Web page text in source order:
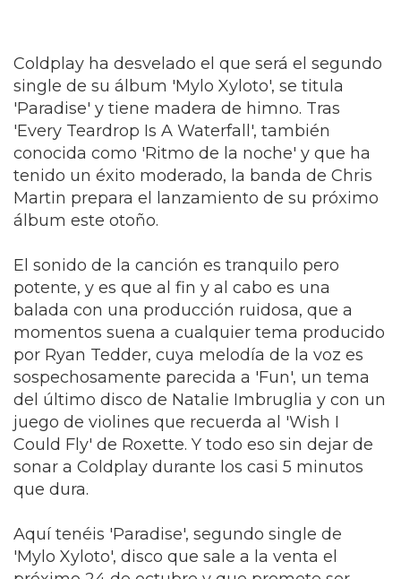
Coldplay ha desvelado el que será el segundo
single de su álbum 'Mylo Xyloto', se titula
'Paradise' y tiene madera de himno. Tras
'Every Teardrop Is A Waterfall', también
conocida como 'Ritmo de la noche' y que ha
tenido un éxito moderado, la banda de Chris
Martin prepara el lanzamiento de su próximo
álbum este otoño.
El sonido de la canción es tranquilo pero
potente, y es que al fin y al cabo es una
balada con una producción ruidosa, que a
momentos suena a cualquier tema producido
por Ryan Tedder, cuya melodía de la voz es
sospechosamente parecida a 'Fun', un tema
del último disco de Natalie Imbruglia y con un
juego de violines que recuerda al 'Wish I
Could Fly' de Roxette. Y todo eso sin dejar de
sonar a Coldplay durante los casi 5 minutos
que dura.
Aquí tenéis 'Paradise', segundo single de
'Mylo Xyloto', disco que sale a la venta el